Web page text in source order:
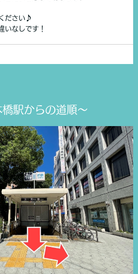
ださい♪
いなしです！
橋駅からの道順～